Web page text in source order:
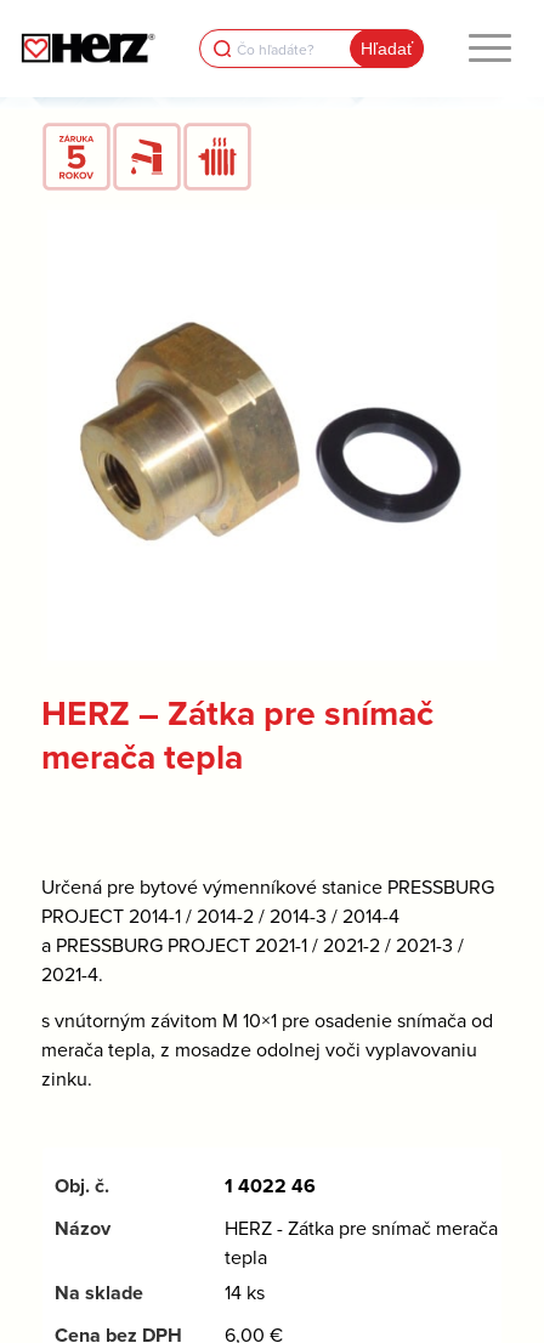
Search
for:
HERZ – Zátka pre snímač
merača tepla
Určená pre bytové výmenníkové stanice PRESSBURG
PROJECT 2014-1 / 2014-2 / 2014-3 / 2014-4
a PRESSBURG PROJECT 2021-1 / 2021-2 / 2021-3 /
2021-4.
s vnútorným závitom M 10×1 pre osadenie snímača od
merača tepla, z mosadze odolnej voči vyplavovaniu
zinku.
1 4022 46
HERZ - Zátka pre snímač merača
tepla
14 ks
6,00 €